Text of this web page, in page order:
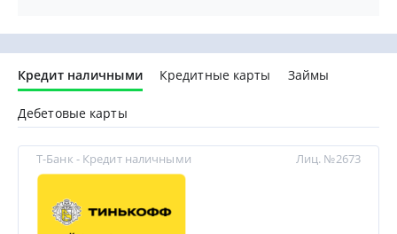
Кредит наличными Кредитные карты Займы
Дебетовые карты
Т-Банк - Кредит наличными Лиц. №2673